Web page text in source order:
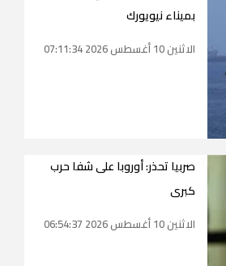
بميناء نيويورك
الاثنين 10 أغسطس 2026 07:11:34
صربيا تحذر: أوروبا على شفا حرب
كبرى
الاثنين 10 أغسطس 2026 06:54:37